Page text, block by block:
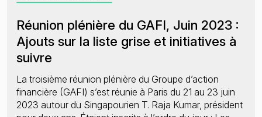
Réunion plénière du GAFI, Juin 2023 :
Ajouts sur la liste grise et initiatives à
suivre
La troisième réunion plénière du Groupe d’action
financière (GAFI) s’est réunie à Paris du 21 au 23 juin
2023 autour du Singapourien T. Raja Kumar, président